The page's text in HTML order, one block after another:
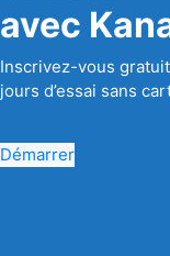
avec
Inscrivez-vous
jours d’essai sans
Démarrer